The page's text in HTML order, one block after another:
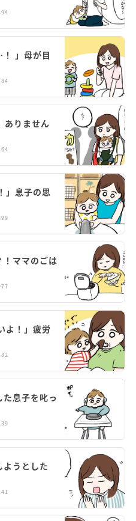
」母が目
ありません
」息子の思
！ママのごは
よ！」疲労
た息子を叱っ
ようとした